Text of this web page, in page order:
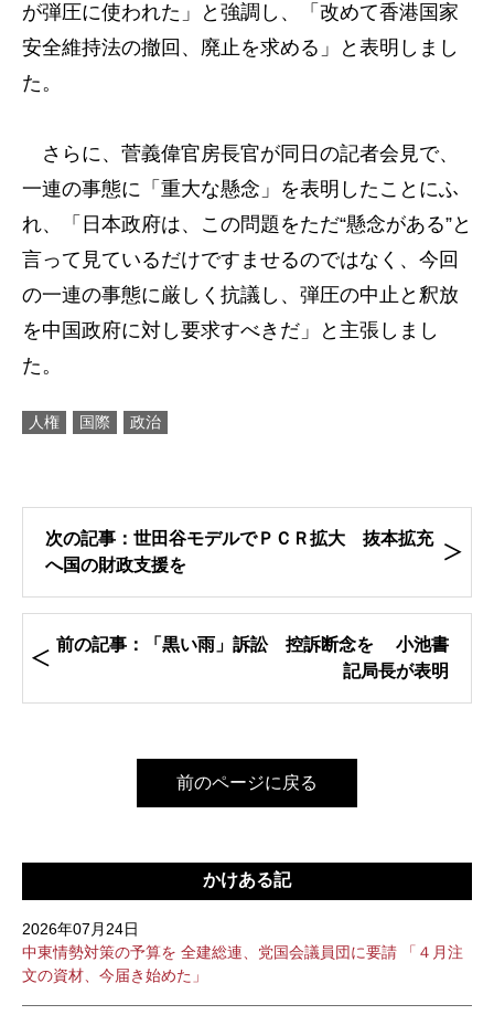
が弾圧に使われた」と強調し、「改めて香港国家
安全維持法の撤回、廃止を求める」と表明しまし
た。
さらに、菅義偉官房長官が同日の記者会見で、
一連の事態に「重大な懸念」を表明したことにふ
れ、「日本政府は、この問題をただ“懸念がある”と
言って見ているだけですませるのではなく、今回
の一連の事態に厳しく抗議し、弾圧の中止と釈放
を中国政府に対し要求すべきだ」と主張しまし
た。
人権 国際 政治
次の記事：世田谷モデルでＰＣＲ拡大 抜本拡充
へ国の財政支援を
前の記事：「黒い雨」訴訟 控訴断念を 小池書
記局長が表明
前のページに戻る
かけある記
2026年07月24日
中東情勢対策の予算を 全建総連、党国会議員団に要請 「４月注
文の資材、今届き始めた」